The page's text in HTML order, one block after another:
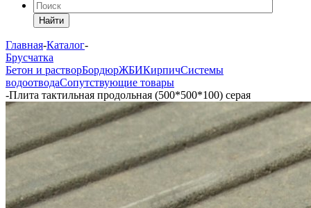
Найти
Главная-Каталог-
Брусчатка
Бетон и растворБордюрЖБИКирпичСистемы
водоотводаСопутствующие товары
-Плита тактильная продольная (500*500*100) серая